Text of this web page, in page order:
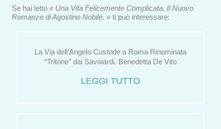
Se hai letto « Una Vita Felicemente Complicata. Il Nuovo
Romanzo di Agostino Nobile. » ti può interessare:
La Via dell’Angelo Custode a Roma Rinominata
“Tritone” dai Savoiardi. Benedetta De Vito
LEGGI TUTTO